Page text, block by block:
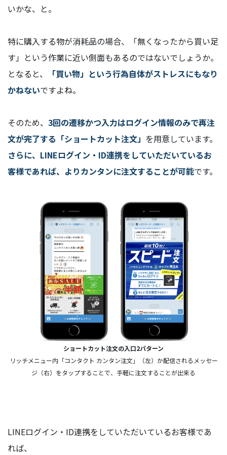
いかな、と。
特に購入する物が消耗品の場合、「無くなったから買い足
す」という作業に近い側面もあるのではないでしょうか。
となると、
「買い物」という行為自体がストレスにもなり
かねないですよね。
そのため、 3回の遷移かつ入力はログイン情報のみで再注
文が完了する「ショートカット注文」 を用意しています。
さらに、LINEログイン・ID連携をしていただいているお
客様であれば、よりカンタンに注文することが可能です。
ショートカット注文の入口2パターン
リッチメニュー内「コンタクト カンタン注文」（左）か配信されるメッセー
ジ（右）をタップすることで、手軽に注文することが出来る
LINEログイン・ID連携をしていただいているお客様であ
れば、